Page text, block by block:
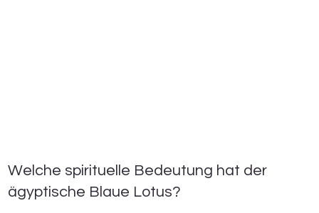
Welche spirituelle Bedeutung hat der
ägyptische Blaue Lotus?